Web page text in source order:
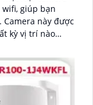
giúp bạn
kỳ vị trí nào